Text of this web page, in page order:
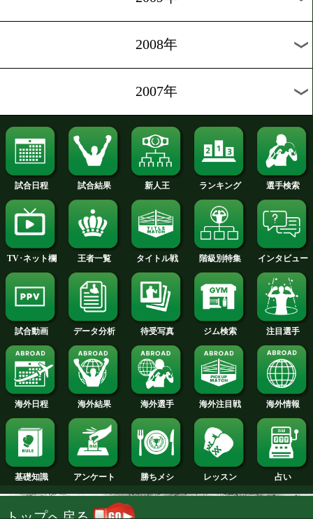
2018年
2017年
2016年
2015年
2014年
2013年
2012年
2011年
2010年